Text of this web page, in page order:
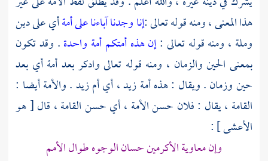
هذا المعنى ، ومنه قوله تعالى :إنا وجدنا آباءنا على أمةأي على دين
وملة ، ومنه قوله تعالى :إن هذه أمتكم أمة واحدة. وقد تكون
بمعنى الحين والزمان ، ومنه قوله تعالى وادكر بعد أمة أي بعد
حين وزمان . ويقال : هذه أمة زيد ، أي أم زيد . والأمة أيضا :
القامة ، يقال : فلان حسن الأمة ، أي حسن القامة ، قال [ هو
الأعشى] :
وإن معاوية الأكرمين حسان الوجوه طوال الأمم